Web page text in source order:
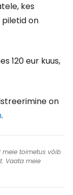
kes
piletid on
120 eur kuus,
on
.
meie toimetus võib
Vaata meie